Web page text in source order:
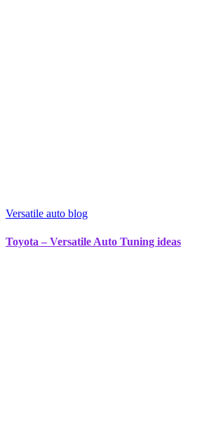
Versatile auto blog
Toyota – Versatile Auto Tuning ideas